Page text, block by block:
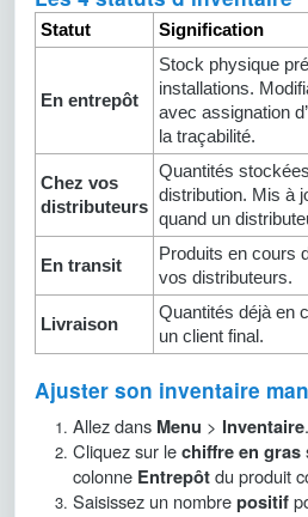
Statut Signification
En entrepôt
Stock physique
installations.
avec assignation
la traçabilité.
Chez vos
distributeurs
Quantités
distribution. Mis à
quand un
En transit
Produits en cours
vos distributeurs.
Livraison
Quantités déjà en
un client final.
Ajuster son inventaire
Allez dans Menu > Inventaire.
Cliquez sur lechiffre en gras
colonne Entrepôtdu produit
Saisissez un nombrepositif